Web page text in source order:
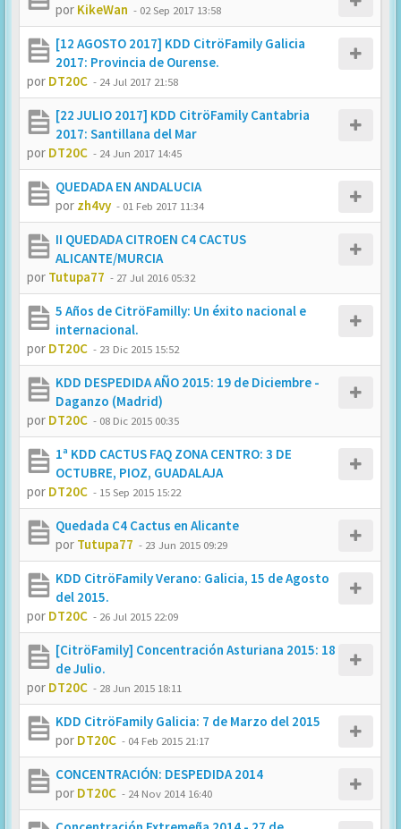
por KikeWan - 02 Sep 2017 13:58
[12 AGOSTO 2017] KDD CitröFamily Galicia
2017: Provincia de Ourense.
por DT20C - 24 Jul 2017 21:58
[22 JULIO 2017] KDD CitröFamily Cantabria
2017: Santillana del Mar
por DT20C - 24 Jun 2017 14:45
QUEDADA EN ANDALUCIA
por zh4vy - 01 Feb 2017 11:34
II QUEDADA CITROEN C4 CACTUS
ALICANTE/MURCIA
por Tutupa77 - 27 Jul 2016 05:32
5 Años de CitröFamilly: Un éxito nacional e
internacional.
por DT20C - 23 Dic 2015 15:52
KDD DESPEDIDA AÑO 2015: 19 de Diciembre -
Daganzo (Madrid)
por DT20C - 08 Dic 2015 00:35
1ª KDD CACTUS FAQ ZONA CENTRO: 3 DE
OCTUBRE, PIOZ, GUADALAJA
por DT20C - 15 Sep 2015 15:22
Quedada C4 Cactus en Alicante
por Tutupa77 - 23 Jun 2015 09:29
KDD CitröFamily Verano: Galicia, 15 de Agosto
del 2015.
por DT20C - 26 Jul 2015 22:09
[CitröFamily] Concentración Asturiana 2015: 18
de Julio.
por DT20C - 28 Jun 2015 18:11
KDD CitröFamily Galicia: 7 de Marzo del 2015
por DT20C - 04 Feb 2015 21:17
CONCENTRACIÓN: DESPEDIDA 2014
por DT20C - 24 Nov 2014 16:40